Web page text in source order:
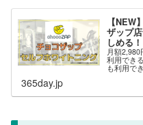
【
ザップ
しめる！
月額
利用でき
も利用で
分でホワ
365day.jp